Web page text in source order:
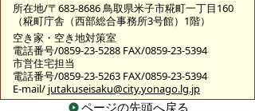
所在地/〒683-8686 鳥取県米子市糀町一丁目160
（糀町庁舎（西部総合事務所3号館）1階）
空き家・空き地対策室
電話番号/0859-23-5288 FAX/0859-23-5394
市営住宅担当
電話番号/0859-23-5263 FAX/0859-23-5394
E-mail/ jutakuseisaku@city.yonago.lg.jp
ページの先頭へ戻る